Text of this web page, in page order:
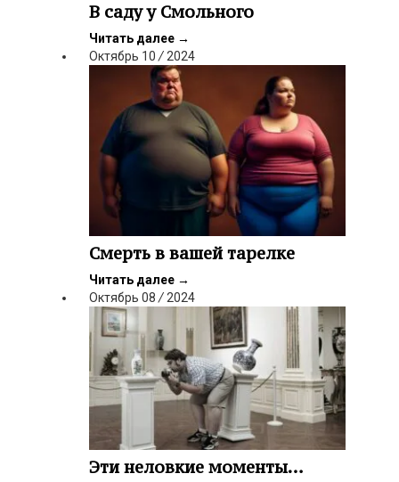
В саду у Смольного
Читать далее →
Октябрь 10 / 2024
Смерть в вашей тарелке
Читать далее →
Октябрь 08 / 2024
Эти неловкие моменты…